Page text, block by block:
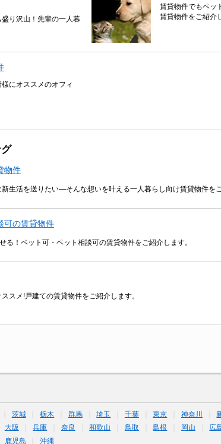
り沢山！先輩の一人暮
賃貸物件でもペッ
賃貸物件をご紹介
にオススメのオフィ
物件
生活を送りたい―そんな想いを叶える一人暮らし向け賃貸物件をご
可の賃貸物件
る！ペット可・ペット相談可の賃貸物件をご紹介します。
スメ!戸建ての賃貸物件をご紹介します。
茨城 栃木 群馬 埼玉 千葉 東京 神奈川
大阪 兵庫 奈良 和歌山 鳥取 島根 岡山 広
鹿児島 沖縄